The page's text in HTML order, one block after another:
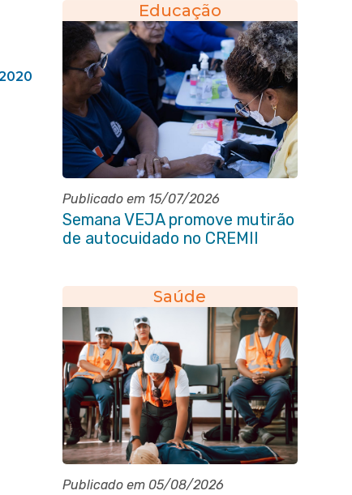
Educação
Publicado em 15/07/2026
Semana VEJA promove mutirão
de autocuidado no CREMII
Saúde
Publicado em 05/08/2026